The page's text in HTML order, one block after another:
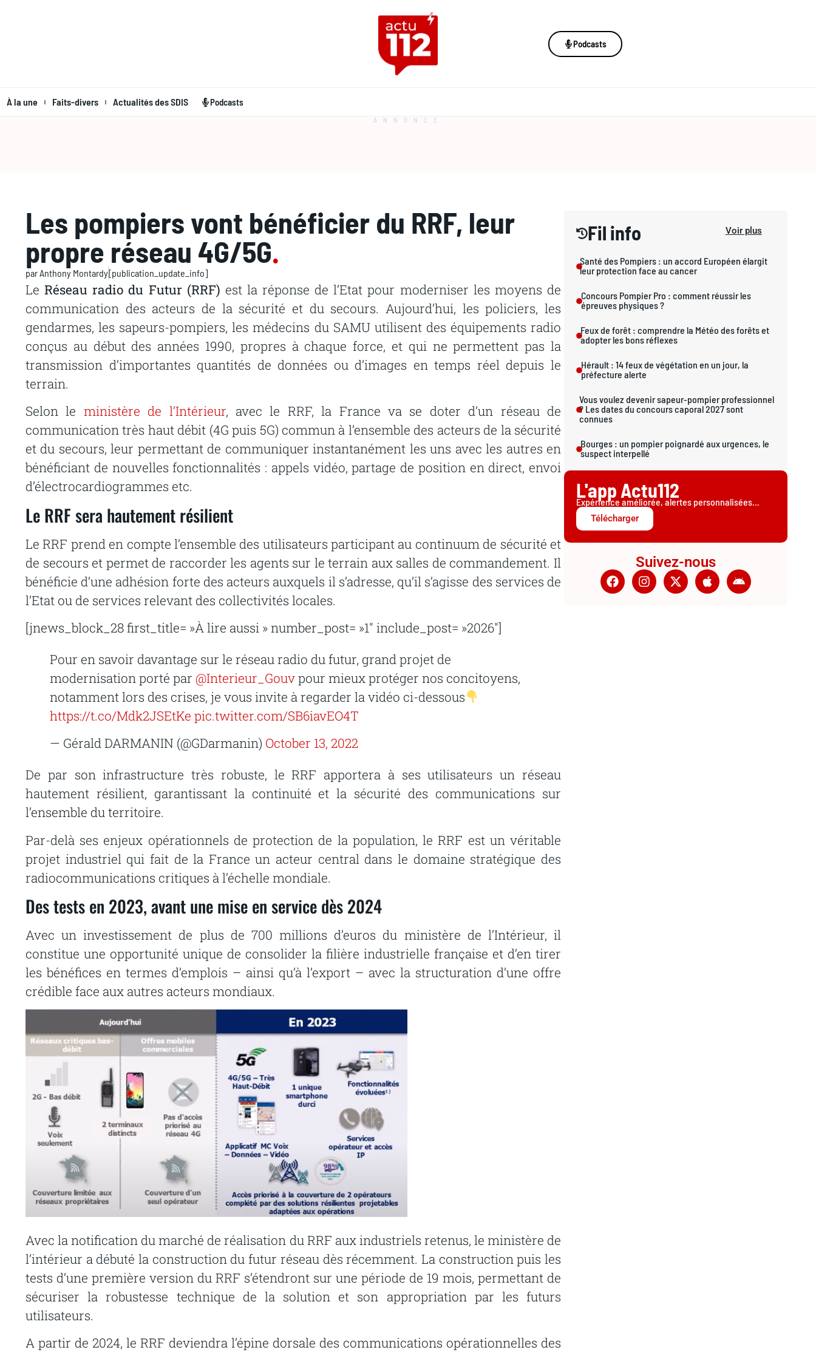
Podcasts
À la une Faits-divers Actualités des SDIS Podcasts
ANNONCE
Les pompiers vont bénéficier du RRF, leur
propre réseau 4G/5G.
parAnthony Montardy[publication_update_info]
LeRéseau radio du Futur (RRF) est la réponse de l’Etat pour moderniser les moyens de
communication des acteurs de la sécurité et du secours. Aujourd’hui, les policiers, les
gendarmes, les sapeurs-pompiers, les médecins du SAMU utilisent des équipements radio
conçus au début des années 1990, propres à chaque force, et qui ne permettent pas la
transmission d’importantes quantités de données ou d’images en temps réel depuis le
terrain.
Selon le ministère de l’Intérieur, avec le RRF, la France va se doter d’un réseau de
communication très haut débit (4G puis 5G) commun à l’ensemble des acteurs de la sécurité
et du secours, leur permettant de communiquer instantanément les uns avec les autres en
bénéficiant de nouvelles fonctionnalités : appels vidéo, partage de position en direct, envoi
d’électrocardiogrammes etc.
Le RRF sera hautement résilient
Le RRF prend en compte l’ensemble des utilisateurs participant au continuum de sécurité et
de secours et permet de raccorder les agents sur le terrain aux salles de commandement. Il
bénéficie d’une adhésion forte des acteurs auxquels il s’adresse, qu’il s’agisse des services de
l’Etat ou de services relevant des collectivités locales.
[jnews_block_28 first_title= »À lire aussi » number_post= »1″ include_post= »2026″]
Pour en savoir davantage sur le réseau radio du futur, grand projet de
modernisation porté par @Interieur_Gouvpour mieux protéger nos concitoyens,
notamment lors des crises, je vous invite à regarder la vidéo ci-dessous
https://t.co/Mdk2JSEtKe pic.twitter.com/SB6iavEO4T
— Gérald DARMANIN (@GDarmanin) October 13, 2022
De par son infrastructure très robuste, le RRF apportera à ses utilisateurs un réseau
hautement résilient, garantissant la continuité et la sécurité des communications sur
l’ensemble du territoire.
Par-delà ses enjeux opérationnels de protection de la population, le RRF est un véritable
projet industriel qui fait de la France un acteur central dans le domaine stratégique des
radiocommunications critiques à l’échelle mondiale.
Des tests en 2023, avant une mise en service dès 2024
Avec un investissement de plus de 700 millions d’euros du ministère de l’Intérieur, il
constitue une opportunité unique de consolider la filière industrielle française et d’en tirer
les bénéfices en termes d’emplois – ainsi qu’à l’export – avec la structuration d’une offre
crédible face aux autres acteurs mondiaux.
Avec la notification du marché de réalisation du RRF aux industriels retenus, le ministère de
l’intérieur a débuté la construction du futur réseau dès récemment. La construction puis les
tests d’une première version du RRF s’étendront sur une période de 19 mois, permettant de
sécuriser la robustesse technique de la solution et son appropriation par les futurs
utilisateurs.
A partir de 2024, le RRF deviendra l’épine dorsale des communications opérationnelles des
Fil info Voir plus
Santé des Pompiers : un accord Européen élargit
leur protection face au cancer
Concours Pompier Pro : comment réussir les
épreuves physiques ?
Feux de forêt : comprendre la Météo des forêts et
adopter les bons réflexes
Hérault : 14 feux de végétation en un jour, la
préfecture alerte
Vous voulez devenir sapeur-pompier professionnel
? Les dates du concours caporal 2027 sont
connues
Bourges : un pompier poignardé aux urgences, le
suspect interpellé
L'app Actu112
Expérience améliorée, alertes personnalisées...
Télécharger
Suivez-nous